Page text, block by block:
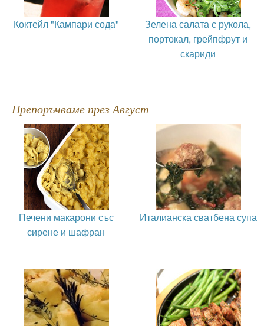
Коктейл "Кампари сода"
Зелена салата с рукола,
портокал, грейпфрут и
скариди
Препоръчваме през Август
Печени макарони със
сирене и шафран
Италианска сватбена супа